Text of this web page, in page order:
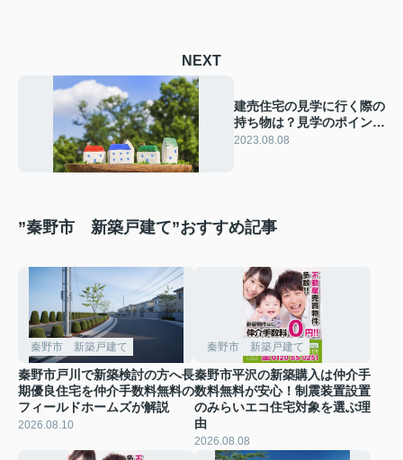
NEXT
建売住宅の見学に行く際の
持ち物は？見学のポイント
や注意点をご紹介
2023.08.08
”秦野市 新築戸建て”おすすめ記事
秦野市 新築戸建て
秦野市戸川で新築検討の方へ長
期優良住宅を仲介手数料無料の
フィールドホームズが解説
2026.08.10
秦野市 新築戸建て
秦野市平沢の新築購入は仲介手
数料無料が安心！制震装置設置
のみらいエコ住宅対象を選ぶ理
由
2026.08.08